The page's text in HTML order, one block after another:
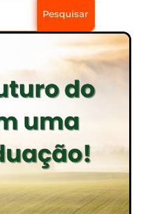
Pesquisar